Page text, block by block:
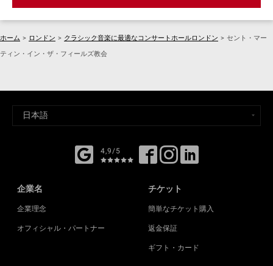
ホーム > ロンドン > クラシック音楽に最適なコンサートホールロンドン > セント・マー
ティン・イン・ザ・フィールズ教会
4,9/5
企業名
企業理念
オフィシャル・パートナー
チケット
簡単なチケット購入
返金保証
ギフト・カード